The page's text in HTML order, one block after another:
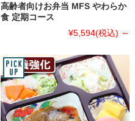
高齢者向けお弁当 MFS やわらか
食 定期コース
¥5,594(税込) ～